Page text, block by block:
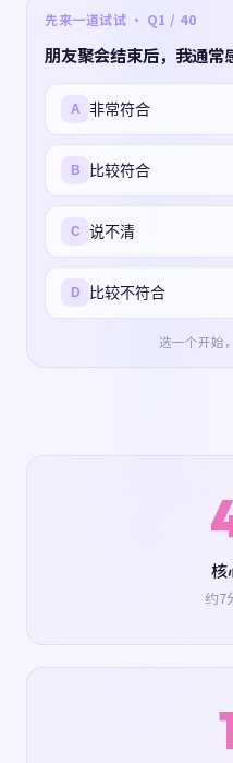
先来一道试试 · Q1 / 40
朋友聚会结束后，我通常
A 非常符合
B 比较符合
C 说不清
D 比较不符合
选一个开始
核
约7